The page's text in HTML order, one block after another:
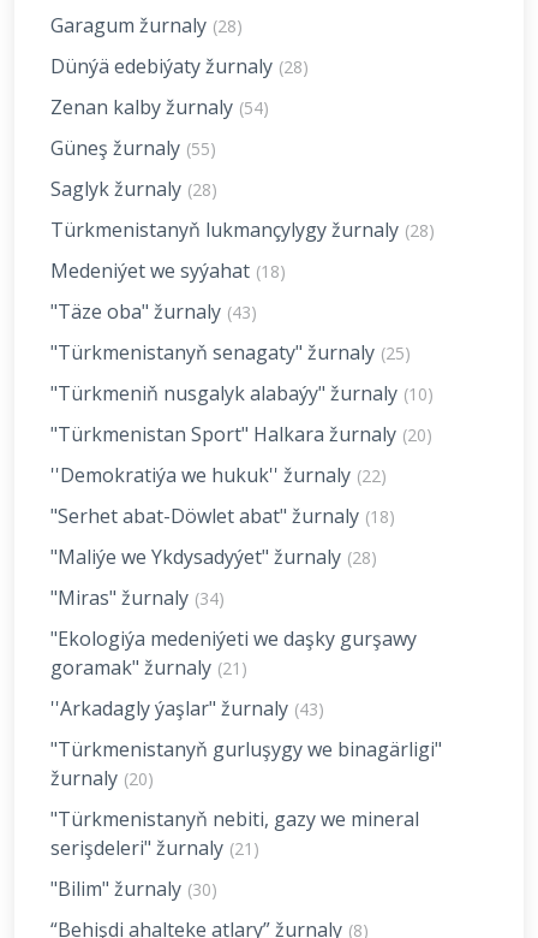
Garagum žurnaly (28)
Dünýä edebiýaty žurnaly (28)
Zenan kalby žurnaly (54)
Güneş žurnaly (55)
Saglyk žurnaly (28)
Türkmenistanyň lukmançylygy žurnaly (28)
Medeniýet we syýahat (18)
"Täze oba" žurnaly (43)
"Türkmenistanyň senagaty" žurnaly (25)
"Türkmeniň nusgalyk alabaýy" žurnaly (10)
"Türkmenistan Sport" Halkara žurnaly (20)
''Demokratiýa we hukuk'' žurnaly (22)
"Serhet abat-Döwlet abat" žurnaly (18)
"Maliýe we Ykdysadyýet" žurnaly (28)
"Miras" žurnaly (34)
"Ekologiýa medeniýeti we daşky gurşawy
goramak" žurnaly (21)
''Arkadagly ýaşlar" žurnaly (43)
"Türkmenistanyň gurluşygy we binagärligi"
žurnaly (20)
"Türkmenistanyň nebiti, gazy we mineral
serişdeleri" žurnaly (21)
"Bilim" žurnaly (30)
“Behişdi ahalteke atlary” žurnaly (8)